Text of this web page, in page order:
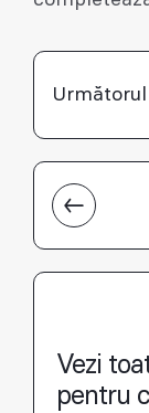
Vezi
pentru